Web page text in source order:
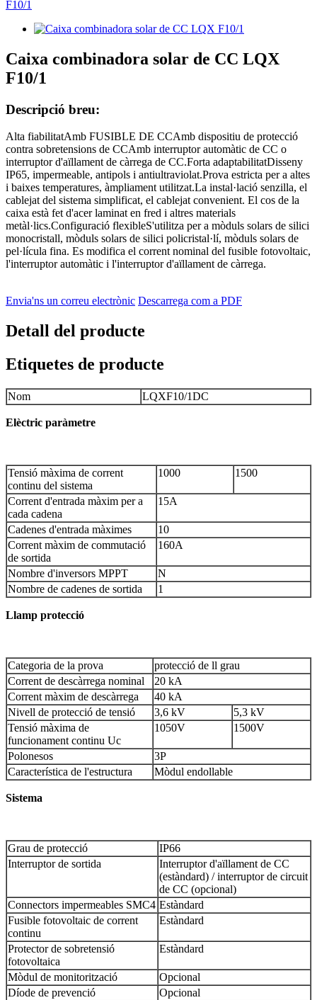
Caixa combinadora solar de CC LQX
F10/1
Descripció breu:
Alta fiabilitatAmb FUSIBLE DE CCAmb dispositiu de protecció
contra sobretensions de CCAmb interruptor automàtic de CC o
interruptor d'aïllament de càrrega de CC.Forta adaptabilitatDisseny
IP65, impermeable, antipols i antiultraviolat.Prova estricta per a altes
i baixes temperatures, àmpliament utilitzat.La instal·lació senzilla, el
cablejat del sistema simplificat, el cablejat convenient. El cos de la
caixa està fet d'acer laminat en fred i altres materials
metàl·lics.Configuració flexibleS'utilitza per a mòduls solars de silici
monocristall, mòduls solars de silici policristal·lí, mòduls solars de
pel·lícula fina. Es modifica el corrent nominal del fusible fotovoltaic,
l'interruptor automàtic i l'interruptor d'aïllament de càrrega.
Envia'ns un correu electrònic Descarrega com a PDF
Detall del producte
Etiquetes de producte
Nom LQXF10/1DC
Elèctric paràmetre
Tensió màxima de corrent
continu del sistema
1000 1500
Corrent d'entrada màxim per a
cada cadena
15A
Cadenes d'entrada màximes
10
Corrent màxim de commutació
de sortida
160A
Nombre d'inversors MPPT
N
Nombre de cadenes de sortida
1
Llamp protecció
Categoria de la prova
protecció de ll grau
Corrent de descàrrega nominal
20 kA
Corrent màxim de descàrrega
40 kA
Nivell de protecció de tensió
3,6 kV
5,3 kV
Tensió màxima de
funcionament continu Uc
1050V 1500V
Polonesos
3P
Característica de l'estructura
Mòdul endollable
Sistema
Grau de protecció
IP66
Interruptor de sortida
Interruptor d'aïllament de CC
(estàndard) / interruptor de circuit
de CC (opcional)
Connectors impermeables SMC4 Estàndard
Fusible fotovoltaic de corrent
continu
Estàndard
Protector de sobretensió
fotovoltaica
Estàndard
Mòdul de monitorització
Opcional
Díode de prevenció
Opcional